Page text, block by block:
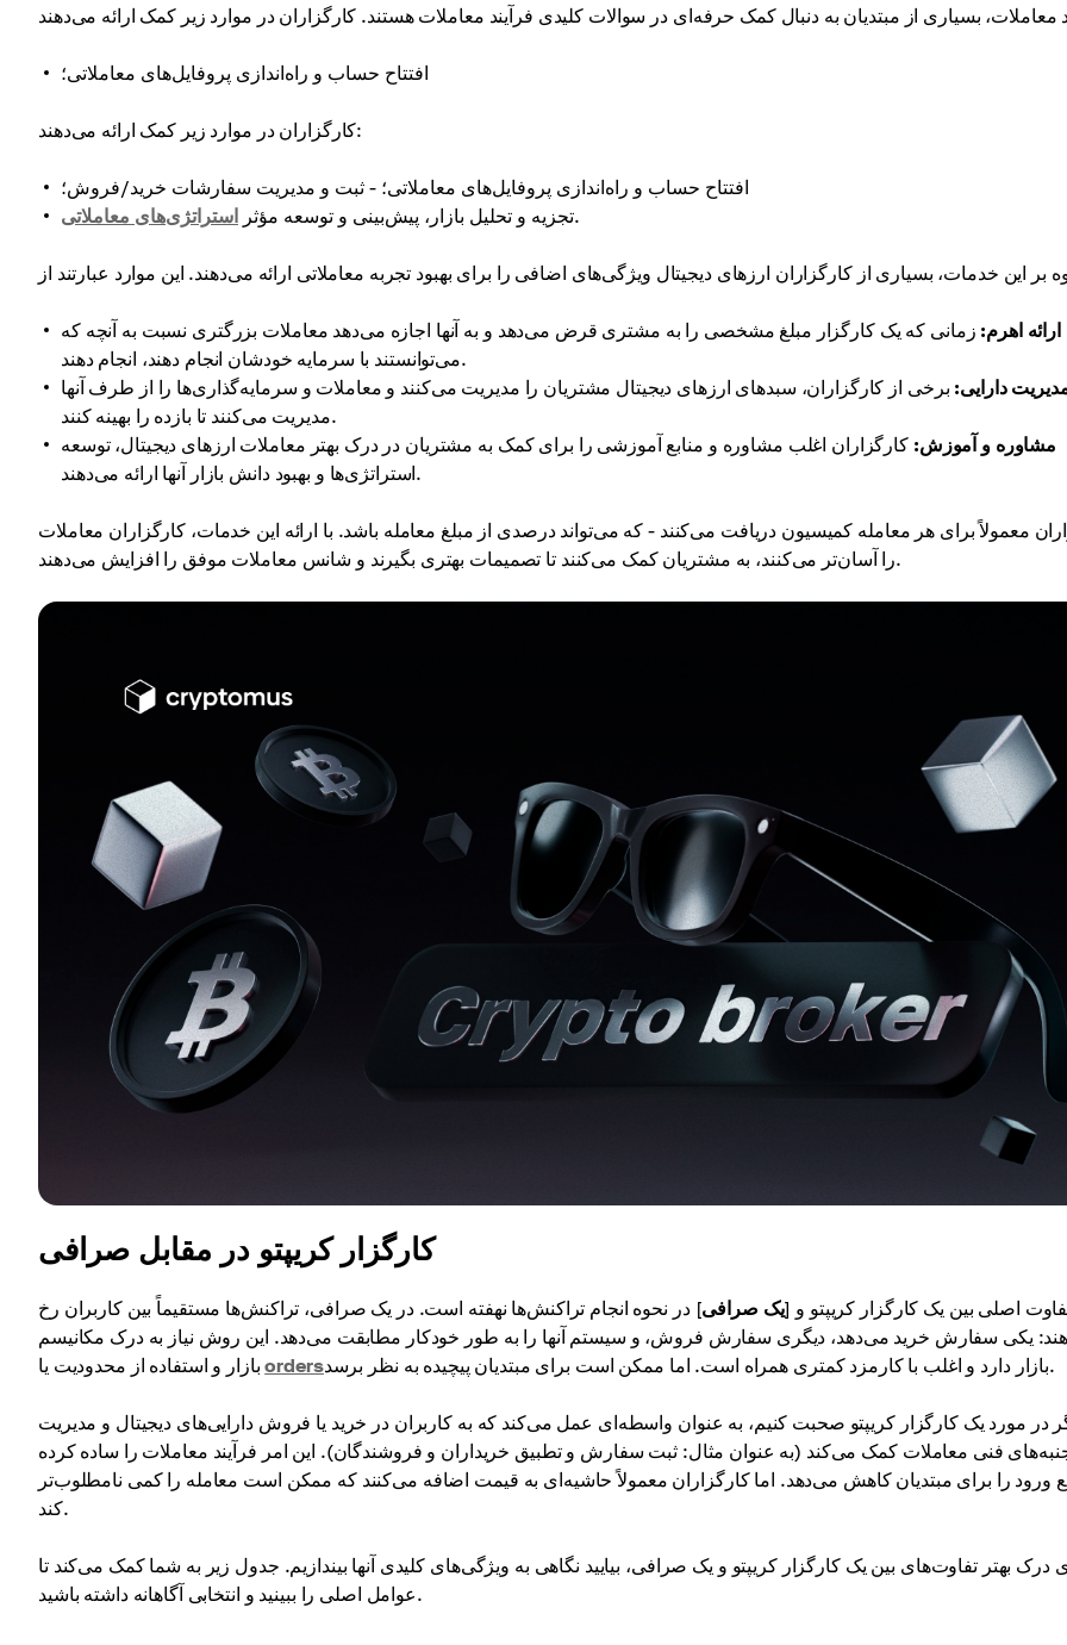
افتتاح حساب و راه‌اندازی پروفایل‌های معاملاتی؛
کارگزاران در موارد زیر کمک ارائه می‌دهند:
افتتاح حساب و راه‌اندازی پروفایل‌های معاملاتی؛ - ثبت و مدیریت سفارشات خرید/فروش؛
تجزیه و تحلیل بازار، پیش‌بینی و توسعه مؤثر استراتژی‌های معاملاتی .
ارائه اهرم: زمانی که یک کارگزار مبلغ مشخصی را به مشتری قرض می‌دهد و به آنها اجازه می‌دهد معاملات بزرگتری نسبت به آنچه که
می‌توانستند با سرمایه خودشان انجام دهند، انجام دهند.
دارایی: برخی از کارگزاران، سبدهای ارزهای دیجیتال مشتریان را مدیریت می‌کنند و معاملات و سرمایه‌گذاری‌ها را از طرف آنها
مدیریت می‌کنند تا بازده را بهینه کنند.
مشاوره و آموزش: کارگزاران اغلب مشاوره و منابع آموزشی را برای کمک به مشتریان در درک بهتر معاملات ارزهای دیجیتال، توسعه
استراتژی‌ها و بهبود دانش بازار آنها ارائه می‌دهند.
معمولاً برای هر معامله کمیسیون دریافت می‌کنند - که می‌تواند درصدی از مبلغ معامله باشد. با ارائه این خدمات، کارگزاران معاملات
را آسان‌تر می‌کنند، به مشتریان کمک می‌کنند تا تصمیمات بهتری بگیرند و شانس معاملات موفق را افزایش می‌دهند.
کارگزار کریپتو در مقابل صرافی
اصلی بین یک کارگزار کریپتو و [یک صرافی] در نحوه انجام تراکنش‌ها نهفته است. در یک صرافی، تراکنش‌ها مستقیماً بین کاربران رخ
یکی سفارش خرید می‌دهد، دیگری سفارش فروش، و سیستم آنها را به طور خودکار مطابقت می‌دهد. این روش نیاز به درک مکانیسم
بازار و استفاده از محدودیت یاorders بازار دارد و اغلب با کارمزد کمتری همراه است. اما ممکن است برای مبتدیان پیچیده به نظر برسد.
در مورد یک کارگزار کریپتو صحبت کنیم، به عنوان واسطه‌ای عمل می‌کند که به کاربران در خرید یا فروش دارایی‌های دیجیتال و مدیریت
فنی معاملات کمک می‌کند (به عنوان مثال: ثبت سفارش و تطبیق خریداران و فروشندگان). این امر فرآیند معاملات را ساده کرده
ورود را برای مبتدیان کاهش می‌دهد. اما کارگزاران معمولاً حاشیه‌ای به قیمت اضافه می‌کنند که ممکن است معامله را کمی نامطلوب‌تر
کند.
درک بهتر تفاوت‌های بین یک کارگزار کریپتو و یک صرافی، بیایید نگاهی به ویژگی‌های کلیدی آنها بیندازیم. جدول زیر به شما کمک می‌کند تا
عوامل اصلی را ببینید و انتخابی آگاهانه داشته باشید.